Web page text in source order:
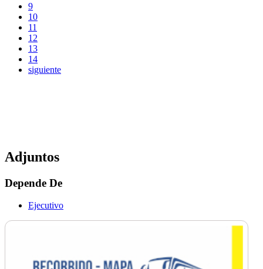
9
10
11
12
13
14
siguiente
Adjuntos
Depende De
Ejecutivo